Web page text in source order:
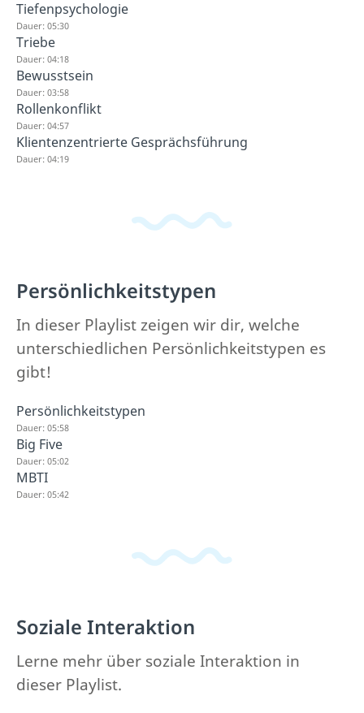
Tiefenpsychologie
Dauer: 05:30
Triebe
Dauer: 04:18
Bewusstsein
Dauer: 03:58
Rollenkonflikt
Dauer: 04:57
Klientenzentrierte Gesprächsführung
Dauer: 04:19
Persönlichkeitstypen
In dieser Playlist zeigen wir dir, welche
unterschiedlichen Persönlichkeitstypen es
gibt!
Persönlichkeitstypen
Dauer: 05:58
Big Five
Dauer: 05:02
MBTI
Dauer: 05:42
Soziale Interaktion
Lerne mehr über soziale Interaktion in
dieser Playlist.